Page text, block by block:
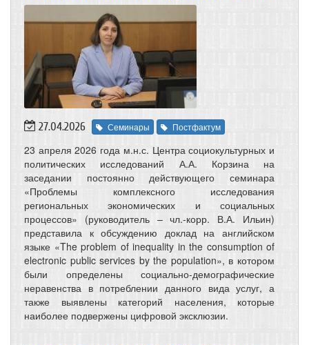
27.04.2026 Семинары Постфактум
23 апреля 2026 года м.н.с. Центра социокультурных и
политических исследований А.А. Корзина на
заседании постоянно действующего семинара
«Проблемы комплексного исследования
региональных экономических и социальных
процессов» (руководитель – чл.-корр. В.А. Ильин)
представила к обсуждению доклад на английском
языке «The problem of inequality in the consumption of
electronic public services by the population», в котором
были определены социально-демографические
неравенства в потреблении данного вида услуг, а
также выявлены категорий населения, которые
наиболее подвержены цифровой эксклюзии.